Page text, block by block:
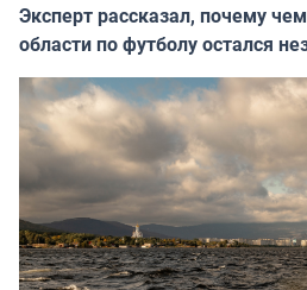
Эксперт рассказал, почему
области по футболу остался